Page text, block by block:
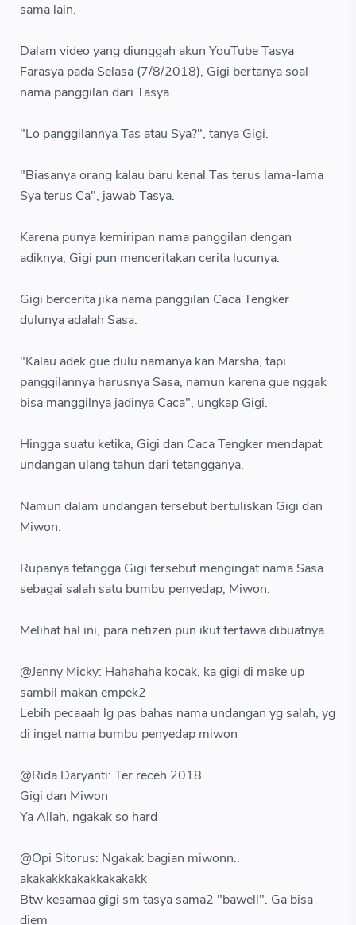
sama lain.
Dalam video yang diunggah akun YouTube Tasya
Farasya pada Selasa (7/8/2018), Gigi bertanya soal
nama panggilan dari Tasya.
"Lo panggilannya Tas atau Sya?", tanya Gigi.
"Biasanya orang kalau baru kenal Tas terus lama-lama
Sya terus Ca", jawab Tasya.
Karena punya kemiripan nama panggilan dengan
adiknya, Gigi pun menceritakan cerita lucunya.
Gigi bercerita jika nama panggilan Caca Tengker
dulunya adalah Sasa.
"Kalau adek gue dulu namanya kan Marsha, tapi
panggilannya harusnya Sasa, namun karena gue nggak
bisa manggilnya jadinya Caca", ungkap Gigi.
Hingga suatu ketika, Gigi dan Caca Tengker mendapat
undangan ulang tahun dari tetangganya.
Namun dalam undangan tersebut bertuliskan Gigi dan
Miwon.
Rupanya tetangga Gigi tersebut mengingat nama Sasa
sebagai salah satu bumbu penyedap, Miwon.
Melihat hal ini, para netizen pun ikut tertawa dibuatnya.
@Jenny Micky: Hahahaha kocak, ka gigi di make up
sambil makan empek2
Lebih pecaaah lg pas bahas nama undangan yg salah, yg
di inget nama bumbu penyedap miwon
@Rida Daryanti: Ter receh 2018
Gigi dan Miwon
Ya Allah, ngakak so hard
@Opi Sitorus: Ngakak bagian miwonn..
akakakkkakakkakakakk
Btw kesamaa gigi sm tasya sama2 "bawell". Ga bisa
diem